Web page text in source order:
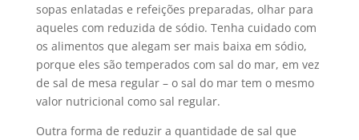
sopas enlatadas e refeições preparadas, olhar para
aqueles com reduzida de sódio. Tenha cuidado com
os alimentos que alegam ser mais baixa em sódio,
porque eles são temperados com sal do mar, em vez
de sal de mesa regular – o sal do mar tem o mesmo
valor nutricional como sal regular.
Outra forma de reduzir a quantidade de sal que